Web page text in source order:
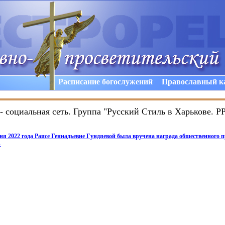
Расписание богослужений Православный
социальная сеть. Группа "Русский Стиль в Харькове.
2022 года Раисе Геннадьевне Гундяевой была вручена награда общественного